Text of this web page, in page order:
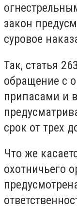
закон
суровое
Так, статья
обращение с
припасами и
срок от трех
Что же
охотничьего